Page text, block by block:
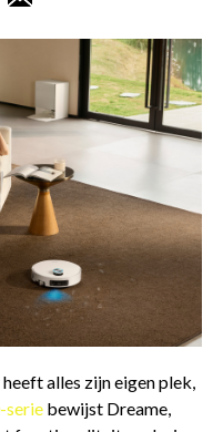
alles zijn eigen plek,
serie bewijst Dreame,